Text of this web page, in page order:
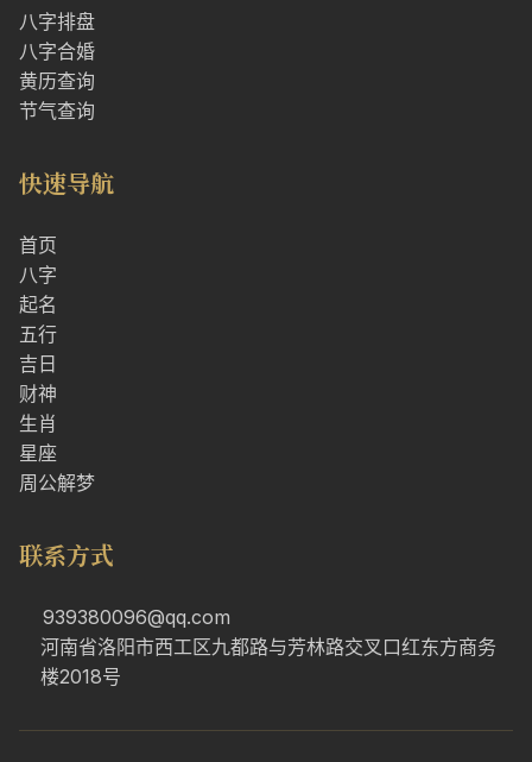
八字排盘
八字合婚
黄历查询
节气查询
快速导航
首页
八字
起名
五行
吉日
财神
生肖
星座
周公解梦
联系方式
939380096@qq.com
河南省洛阳市西工区九都路与芳林路交叉口红东方商务
楼2018号